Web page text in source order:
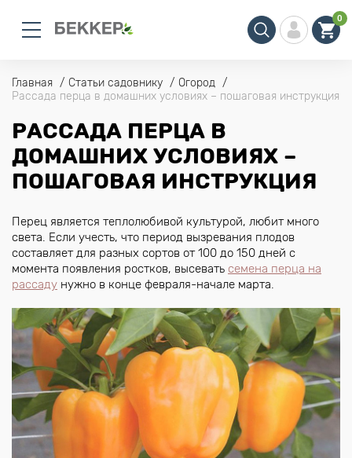
0
Главная Статьи садовнику
Огород
Рассада перца в домашних условиях – пошаговая инструкция
РАССАДА ПЕРЦА В
ДОМАШНИХ УСЛОВИЯХ –
ПОШАГОВАЯ ИНСТРУКЦИЯ
Перец является теплолюбивой культурой, любит много
света. Если учесть, что период вызревания плодов
составляет для разных сортов от 100 до 150 дней с
момента появления ростков, высевать семена перца на
рассаду нужно в конце февраля-начале марта.